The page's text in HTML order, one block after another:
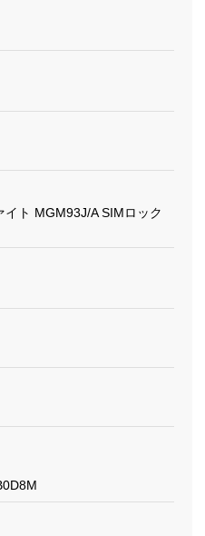
ト MGM93J/A SIMロック